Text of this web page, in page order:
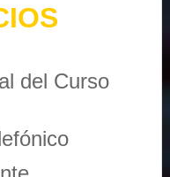
del Curso